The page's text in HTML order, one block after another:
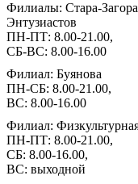
Филиалы: Стара-
Энтузиастов
ПН-ПТ: 8.00-21.00,
СБ-ВС: 8.00-16.00
Филиал: Буянова
ПН-СБ: 8.00-21.00,
ВС: 8.00-16.00
Филиал:
ПН-ПТ: 8.00-21.00,
СБ: 8.00-16.00,
ВС: выходной